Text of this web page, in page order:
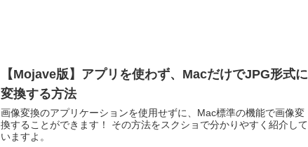
【Mojave版】アプリを使わず、MacだけでJPG形式に
変換する方法
画像変換のアプリケーションを使用せずに、Mac標準の機能で画像変
換することができます！ その方法をスクショで分かりやすく紹介して
いますよ。